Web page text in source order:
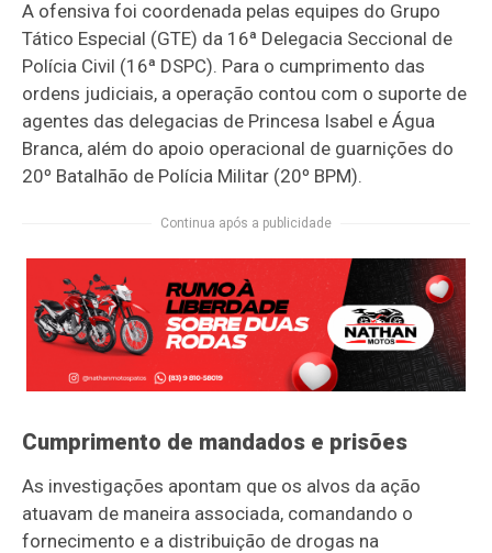
A ofensiva foi coordenada pelas equipes do Grupo
Tático Especial (GTE) da 16ª Delegacia Seccional de
Polícia Civil (16ª DSPC). Para o cumprimento das
ordens judiciais, a operação contou com o suporte de
agentes das delegacias de Princesa Isabel e Água
Branca, além do apoio operacional de guarnições do
20º Batalhão de Polícia Militar (20º BPM).
Continua após a publicidade
Cumprimento de mandados e prisões
As investigações apontam que os alvos da ação
atuavam de maneira associada, comandando o
fornecimento e a distribuição de drogas na